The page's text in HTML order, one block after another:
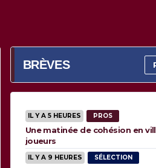
BRÈVES
IL Y A 5 HEURES PROS
Une matinée de cohésion en
joueurs
IL Y A 9 HEURES SÉLECTION